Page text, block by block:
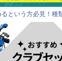
という方必見！種